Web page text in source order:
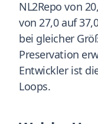
NL2Repo von
von 27,0 auf
bei gleicher
Preservation
Entwickler ist
Loops.